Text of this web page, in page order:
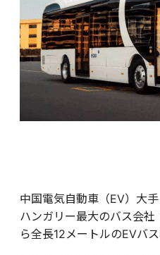
中国電気自動車（EV）大
ハンガリー最大のバス会
ら全長12メートルのEVバ